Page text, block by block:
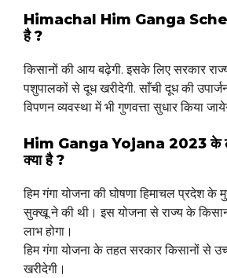
Himachal Him Ganga
है ?
किसानों की आय बढ़ेगी. इसके लिए सरकार
पशुपालकों से दूध खरीदेगी. साँची दूध की
विपणन व्यवस्था में भी गुणवत्ता सुधार किया
Him Ganga Yojana 2023 के
क्या है ?
हिम गंगा योजना की घोषणा हिमाचल प्रदेश के
सुक्खू ने की थी। इस योजना से राज्य के
लाभ होगा।
हिम गंगा योजना के तहत सरकार किसानों से
खरीदेगी।